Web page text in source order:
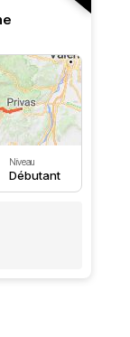
Niveau
Débutant